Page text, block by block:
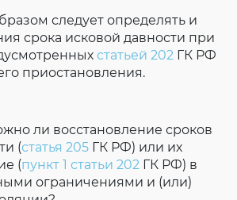
следует определять и
срока исковой давности при
статьей 202 ГК РФ
приостановления.
ли восстановление сроков
(статья 205 ГК РФ) или их
(пункт 1 статьи 202 ГК РФ) в
ограничениями и (или)